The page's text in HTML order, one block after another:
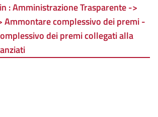
:Amministrazione Trasparente ->
Ammontare complessivo dei premi -
dei premi collegati alla